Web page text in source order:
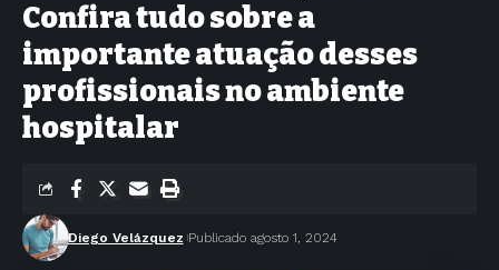
Confira tudo sobre a
importante atuação desses
profissionais no ambiente
hospitalar
Diego Velázquez Publicado agosto 1, 2024